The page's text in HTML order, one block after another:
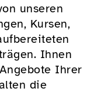
unseren
Kursen,
Ihnen
Ihrer
die